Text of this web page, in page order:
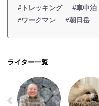
#トレッキング
#車中泊
#ワークマン
#朝日岳
ライター一覧